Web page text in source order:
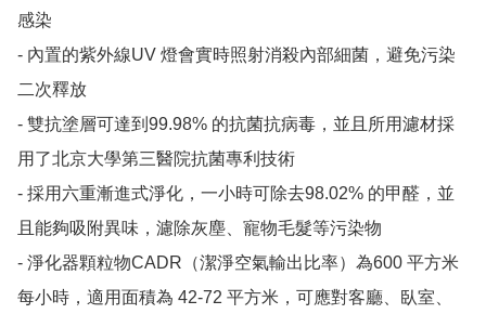
感染
- 內置的紫外線UV 燈會實時照射消殺內部細菌，避免污染
二次釋放
- 雙抗塗層可達到99.98% 的抗菌抗病毒，並且所用濾材採
用了北京大學第三醫院抗菌專利技術
- 採用六重漸進式淨化，一小時可除去98.02% 的甲醛，並
且能夠吸附異味，濾除灰塵、寵物毛髮等污染物
- 淨化器顆粒物CADR（潔淨空氣輸出比率）為600 平方米
每小時，適用面積為 42-72 平方米，可應對客廳、臥室、